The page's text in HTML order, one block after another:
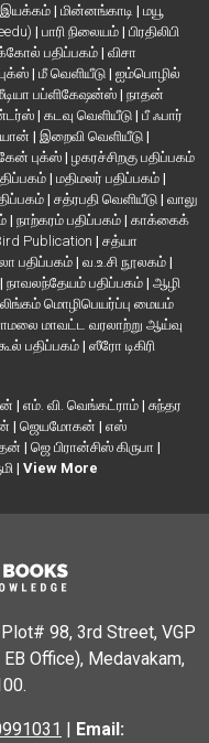
இயக்கம் | மின்னங்காடி | மயூ
| பாரி நிலையம் | பிரதிலிபி
பதிப்பகம் | விசா
| மீ வெளியீடு | ஐம்பொழில்
பப்ளிகேஷன்ஸ் | நாதன்
| கடவு வெளியீடு | பீ ஃபார்
| இறைவி வெளியீடு |
புக்ஸ்| ழகரச்சிறகு பதிப்பகம்
| மதிமலர் பதிப்பகம் |
| சத்ரபதி வெளியீடு | வாலு
| நாற்கரம் பதிப்பகம் | காக்கைக்
Publication | சத்யா
பதிப்பகம் | வ.உ.சி நூலகம் |
| நாவலந்தேயம் பதிப்பகம் | ஆழி
மொழிபெயர்ப்பு மையம்
மாவட்ட வரலாற்று ஆய்வு
பதிப்பகம்| ஸீரோ டிகிரி
| எம். வி. வெங்கட்ராம் | சுந்தர
| ஜெயமோகன் | எஸ்
| ஜெ பிரான்சிஸ் கிருபா |
| View More
98, 3rd Street, VGP
Office), Medavakam,
| Email: